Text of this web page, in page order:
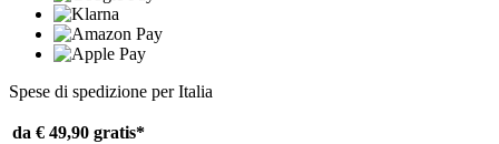
Spese di spedizione per Italia
da € 49,90 gratis*